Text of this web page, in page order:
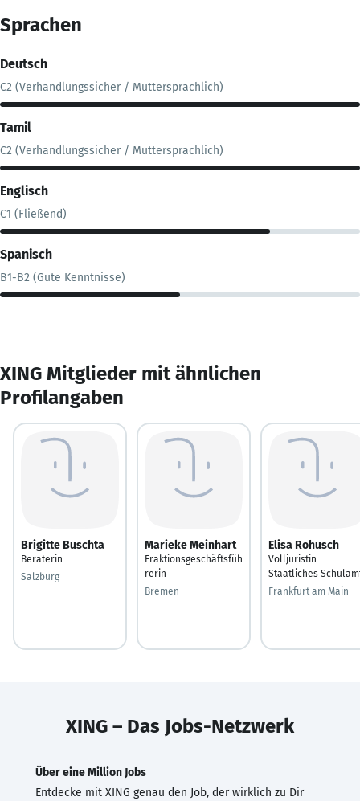
Sprachen
Deutsch
C2 (Verhandlungssicher / Muttersprachlich)
Tamil
C2 (Verhandlungssicher / Muttersprachlich)
Englisch
C1 (Fließend)
Spanisch
B1-B2 (Gute Kenntnisse)
XING Mitglieder mit ähnlichen
Profilangaben
Brigitte Buschta
Beraterin
Salzburg
Marieke Meinhart
Fraktionsgeschäftsfüh
rerin
Bremen
Elisa Rohusch
Volljuristin
Staatliches
Frankfurt am Main
XING – Das Jobs-Netzwerk
Über eine Million Jobs
Entdecke mit XING genau den Job, der wirklich zu Dir